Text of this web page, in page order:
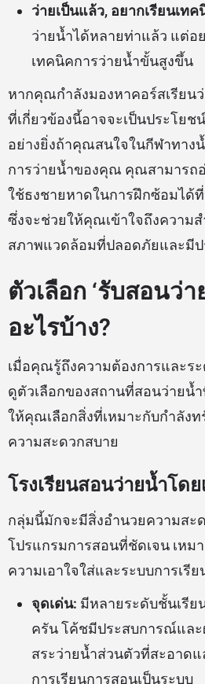
ว่ายเป็นแล้ว, อยากเรียนเท
ว่ายน้ำได้หลายท่าแล้ว แต่อ
เทคนิคการว่ายน้ำขั้นสูงขึ้น
หากคุณกำลังมองหาคอร์สเรียน
ที่เกี่ยวข้องนี้อาจจะเป็นประโย
อย่างยิ่งถ้าคุณสนใจในกีฬาทาง
การว่ายน้ำของคุณ คุณสามารถอ่
ใช้ธงชายหาดในการฝึกซ้อมได้
ซึ่งจะช่วยให้คุณเข้าใจถึงความ
สภาพแวดล้อมที่ปลอดภัยและมี
ตัวเลือก ‘รับสอนว่
อะไรบ้าง?
เมื่อคุณรู้ถึงความต้องการและร
ดูตัวเลือกของสถานที่สอนว่ายน้
ให้คุณเลือกสิ่งที่เหมาะกับกำลังท
ความสะดวกสบาย
โรงเรียนสอนว่ายน้ำโดย
กลุ่มนี้มักจะมีสิ่งอำนวยความสะ
โปรแกรมการสอนที่ชัดเจน เหม
ความเอาใจใส่และระบบการเรี
จุดเด่น: มีหลายระดับชั้นเรี
ครัน โค้ชมีประสบการณ์และ
สระว่ายน้ำส่วนตัวที่สะอาด
การเรียนการสอนเป็นระบบ